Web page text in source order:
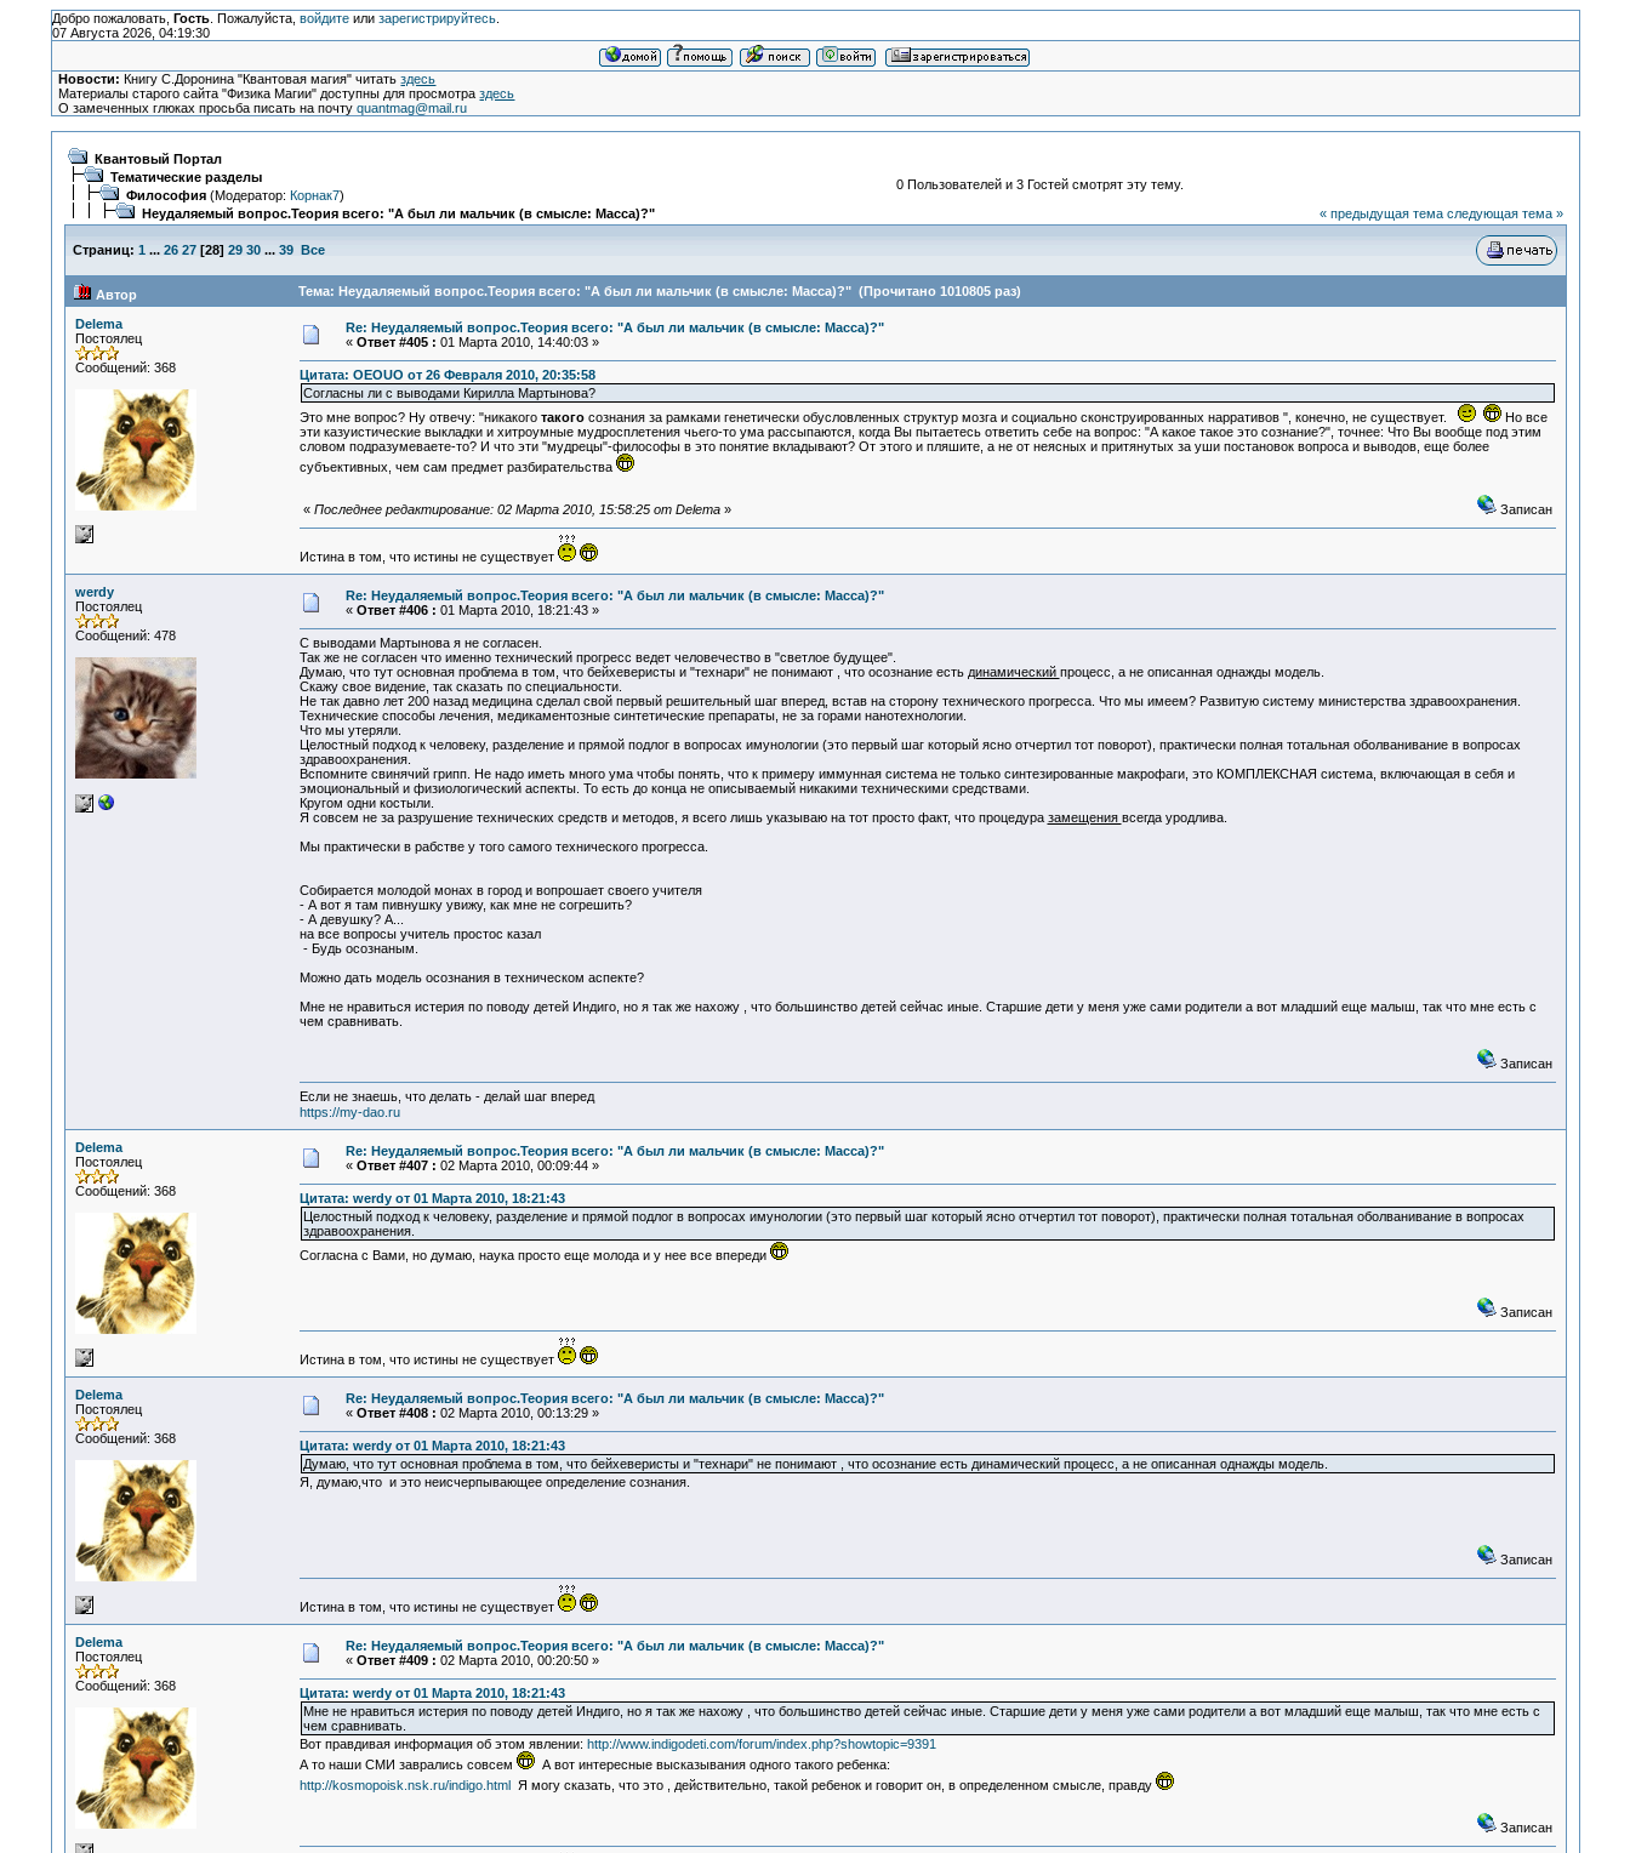
Добро пожаловать, Гость. Пожалуйста, войдитеили зарегистрируйтесь.
07 Августа 2026, 04:19:30
Новости: Книгу С.Доронина "Квантовая магия" читатьздесь
Материалы старого сайта "Физика Магии" доступны для просмотраздесь
О замеченных глюках просьба писать на почтуquantmag@mail.ru
Квантовый Портал
Тематические разделы
Философия(Модератор: Корнак7)
Неудаляемый вопрос.Теория всего: "А был ли мальчик (в смысле: Масса)?"
0 Пользователей и 3 Гостей смотрят эту тему.
« предыдущая тема следующая тема »
Страниц: 1 ... 26 27[28] 29 30 ... 39 Все
Автор Тема: Неудаляемый вопрос.Теория всего: "А был ли мальчик (в смысле: Масса)?" (Прочитано 1010805 раз)
Delema
Постоялец
Сообщений: 368
Re: Неудаляемый вопрос.Теория всего: "А был ли мальчик (в смысле: Масса)?"
« Ответ #405 : 01 Марта 2010, 14:40:03 »
Цитата: OEOUO от 26 Февраля 2010, 20:35:58
Согласны ли с выводами Кирилла Мартынова?
Это мне вопрос? Ну отвечу: "никакого такого сознания за рамками генетически обусловленных структур мозга и социально сконструированных нарративов ", конечно, не существует.
Но все
эти казуистические выкладки и хитроумные мудросплетения чьего-то ума рассыпаются, когда Вы пытаетесь ответить себе на вопрос: "А какое такое это сознание?", точнее: Что Вы вообще под этим
словом подразумеваете-то? И что эти "мудрецы"-философы в это понятие вкладывают? От этого и пляшите, а не от неясных и притянутых за уши постановок вопроса и выводов, еще более
субъективных, чем сам предмет разбирательства
« Последнее редактирование: 02 Марта 2010, 15:58:25 от Delema» Записан
Истина в том, что истины не существует
werdy
Постоялец
Сообщений: 478
Re: Неудаляемый вопрос.Теория всего: "А был ли мальчик (в смысле: Масса)?"
« Ответ #406 : 01 Марта 2010, 18:21:43 »
С выводами Мартынова я не согласен.
Так же не согласен что именно технический прогресс ведет человечество в "светлое будущее".
Думаю, что тут основная проблема в том, что бейхеверисты и "технари" не понимают , что осознание есть динамический процесс, а не описанная однажды модель.
Скажу свое видение, так сказать по специальности.
Не так давно лет 200 назад медицина сделал свой первый решительный шаг вперед, встав на сторону технического прогресса. Что мы имеем? Развитую систему министерства здравоохранения.
Технические способы лечения, медикаментозные синтетические препараты, не за горами нанотехнологии.
Что мы утеряли.
Целостный подход к человеку, разделение и прямой подлог в вопросах имунологии (это первый шаг который ясно отчертил тот поворот), практически полная тотальная оболванивание в вопросах
здравоохранения.
Вспомните свинячий грипп. Не надо иметь много ума чтобы понять, что к примеру иммунная система не только синтезированные макрофаги, это КОМПЛЕКСНАЯ система, включающая в себя и
эмоциональный и физиологический аспекты. То есть до конца не описываемый никакими техническими средствами.
Кругом одни костыли.
Я совсем не за разрушение технических средств и методов, я всего лишь указываю на тот просто факт, что процедура замещения всегда уродлива.
Мы практически в рабстве у того самого технического прогресса.
Собирается молодой монах в город и вопрошает своего учителя
- А вот я там пивнушку увижу, как мне не согрешить?
- А девушку? А...
на все вопросы учитель простос казал
- Будь осознаным.
Можно дать модель осознания в техническом аспекте?
Мне не нравиться истерия по поводу детей Индиго, но я так же нахожу , что большинство детей сейчас иные. Старшие дети у меня уже сами родители а вот младший еще малыш, так что мне есть с
чем сравнивать.
Записан
Если не знаешь, что делать - делай шаг вперед
https://my-dao.ru
Delema
Постоялец
Сообщений: 368
Re: Неудаляемый вопрос.Теория всего: "А был ли мальчик (в смысле: Масса)?"
« Ответ #407 : 02 Марта 2010, 00:09:44 »
Цитата: werdy от 01 Марта 2010, 18:21:43
Целостный подход к человеку, разделение и прямой подлог в вопросах имунологии (это первый шаг который ясно отчертил тот поворот), практически полная тотальная оболванивание в вопросах
здравоохранения.
Согласна с Вами, но думаю, наука просто еще молода и у нее все впереди
Записан
Истина в том, что истины не существует
Delema
Постоялец
Сообщений: 368
Re: Неудаляемый вопрос.Теория всего: "А был ли мальчик (в смысле: Масса)?"
« Ответ #408 : 02 Марта 2010, 00:13:29 »
Цитата: werdy от 01 Марта 2010, 18:21:43
Думаю, что тут основная проблема в том, что бейхеверисты и "технари" не понимают , что осознание есть динамический процесс, а не описанная однажды модель.
Я, думаю,что и это неисчерпывающее определение сознания.
Записан
Истина в том, что истины не существует
Delema
Постоялец
Сообщений: 368
Re: Неудаляемый вопрос.Теория всего: "А был ли мальчик (в смысле: Масса)?"
« Ответ #409 : 02 Марта 2010, 00:20:50 »
Цитата: werdy от 01 Марта 2010, 18:21:43
Мне не нравиться истерия по поводу детей Индиго, но я так же нахожу , что большинство детей сейчас иные. Старшие дети у меня уже сами родители а вот младший еще малыш, так что мне есть с
чем сравнивать.
Вот правдивая информация об этом явлении: http://www.indigodeti.com/forum/index.php?showtopic=9391
А то наши СМИ заврались совсем
А вот интересные высказывания одного такого ребенка:
http://kosmopoisk.nsk.ru/indigo.html
Я могу сказать, что это , действительно, такой ребенок и говорит он, в определенном смысле, правду
Записан